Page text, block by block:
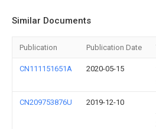
Similar Documents
Publication Publication Date
CN111151651A 2020-05-15
CN209753876U 2019-12-10